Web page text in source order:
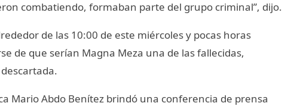
combatiendo, formaban parte del grupo criminal”, dijo.
de las 10:00 de este miércoles y pocas horas
de que serían Magna Meza una de las fallecidas,
Mario Abdo Benítez brindó una conferencia de prensa